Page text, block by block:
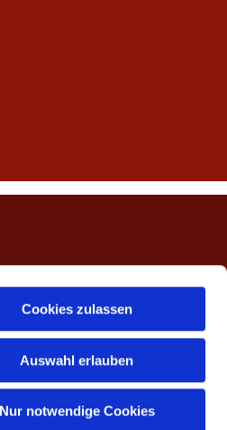
Cookies zulassen
Auswahl erlauben
Nur notwendige Cookies